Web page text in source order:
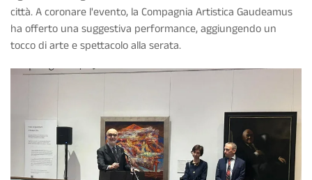
città. A coronare l'evento, la Compagnia Artistica Gaudeamus
ha offerto una suggestiva performance, aggiungendo un
tocco di arte e spettacolo alla serata.